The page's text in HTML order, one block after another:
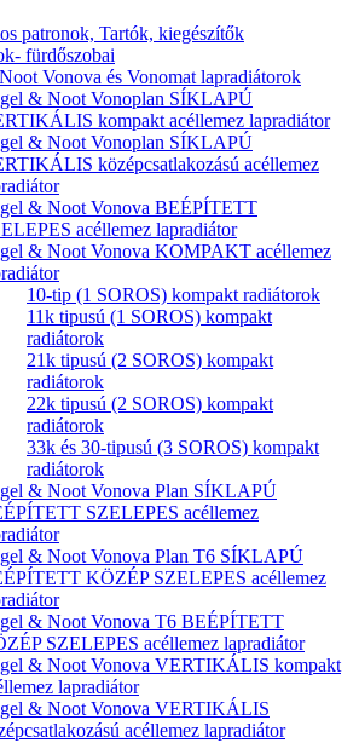
patronok, Tartók, kiegészítők
fürdőszobai
Vonova és Vonomat lapradiátorok
& Noot Vonoplan SÍKLAPÚ
kompakt acéllemez lapradiátor
& Noot Vonoplan SÍKLAPÚ
középcsatlakozású acéllemez
& Noot Vonova BEÉPÍTETT
acéllemez lapradiátor
& Noot Vonova KOMPAKT acéllemez
10-tip (1 SOROS) kompakt radiátorok
11k tipusú (1 SOROS) kompakt
radiátorok
21k tipusú (2 SOROS) kompakt
radiátorok
22k tipusú (2 SOROS) kompakt
radiátorok
33k és 30-tipusú (3 SOROS) kompakt
radiátorok
& Noot Vonova Plan SÍKLAPÚ
SZELEPES acéllemez
& Noot Vonova Plan T6 SÍKLAPÚ
KÖZÉP SZELEPES acéllemez
& Noot Vonova T6 BEÉPÍTETT
SZELEPES acéllemez lapradiátor
& Noot Vonova VERTIKÁLIS kompakt
lapradiátor
& Noot Vonova VERTIKÁLIS
acéllemez lapradiátor